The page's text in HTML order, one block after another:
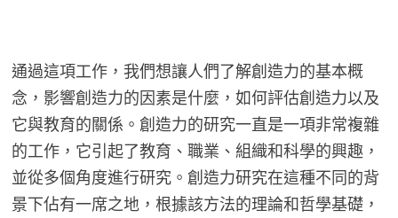
通過這項工作，我們想讓人們了解創造力的基本概
念，影響創造力的因素是什麼，如何評估創造力以及
它與教育的關係。創造力的研究一直是一項非常複雜
的工作，它引起了教育、職業、組織和科學的興趣，
並從多個角度進行研究。創造力研究在這種不同的背
景下佔有一席之地，根據該方法的理論和哲學基礎，